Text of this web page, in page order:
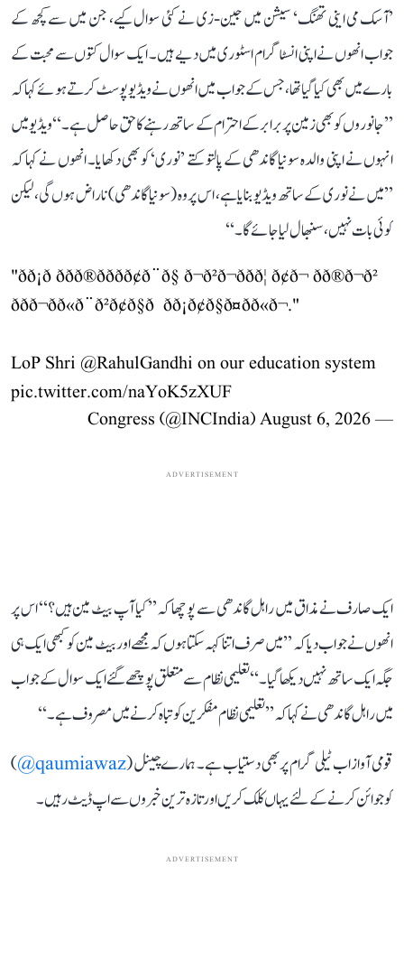
’آسک می اینی تھنگ‘ سیشن میں جین-زی نے کئی سوال کیے، جن میں سے کچھ کے
جواب انھوں نے اپنی انسٹاگرام اسٹوری میں دیے ہیں۔ ایک سوال کتوں سے محبت کے
بارے میں بھی کیا گیا تھا، جس کے جواب میں انھوں نے ویڈیو پوسٹ کرتے ہوئے کہا کہ
’’جانوروں کو بھی زمین پر برابر کے احترام کے ساتھ رہنے کا حق حاصل ہے۔‘‘ ویڈیو میں
انہوں نے اپنی والدہ سونیا گاندھی کے پالتو کتے ’نوری‘ کو بھی دکھایا۔ انھوں نے کہا کہ
’’میں نے نوری کے ساتھ ویڈیو بنایا ہے، اس پر وہ (سونیا گاندھی) ناراض ہوں گی، لیکن
کوئی بات نہیں، سنبھال لیا جائے گا۔‘‘
"ðð¡ð ððð®ððð­ð¢ð¨ð§ ð¬ð²ð¬ð­ðð¦ ð¢ð¬ ðð®ð¬ð²
ððð¬ð­ð«ð¨ð²ð¢ð§ð ð­ð¡ð¢ð§ð¤ðð«ð¬."
LoP Shri @RahulGandhi on our education system
pic.twitter.com/naYoK5zXUF
— Congress (@INCIndia)
August 6, 2026
ADVERTISEMENT
ایک صارف نے مذاق میں راہل گاندھی سے پوچھا کہ ’’کیا آپ بیٹ مین ہیں؟‘‘ اس پر
انھوں نے جواب دیا کہ ’’میں صرف اتنا کہہ سکتا ہوں کہ مجھے اور بیٹ مین کو کبھی ایک ہی
جگہ ایک ساتھ نہیں دیکھا گیا۔‘‘ تعلیمی نظام سے متعلق پوچھے گئے ایک سوال کے جواب
میں راہل گاندھی نے کہا کہ ’’تعلیمی نظام مفکرین کو تباہ کرنے میں مصروف ہے۔‘‘
قومی آواز اب ٹیلی گرام پر بھی دستیاب ہے۔ ہمارے چینل (qaumiawaz@
)
کو جوائن کرنے کے لئے یہاں کلک کریں اور تازہ ترین خبروں سے اپ ڈیٹ رہیں۔
ADVERTISEMENT